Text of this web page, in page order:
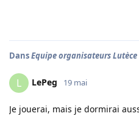
DansEquipe organisateurs
L LePeg 19 mai
Je jouerai, mais je dormirai